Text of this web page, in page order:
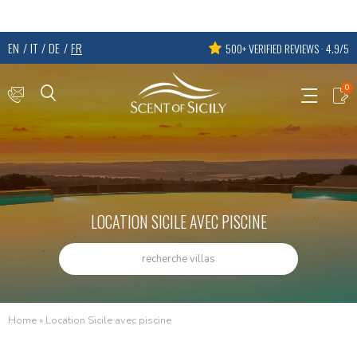
EN IT DE FR 500+ VERIFIED REVIEWS · 4.9/5
0
LOCATION SICILE AVEC PISCINE
recherche villas
Home » Location Sicile avec piscine